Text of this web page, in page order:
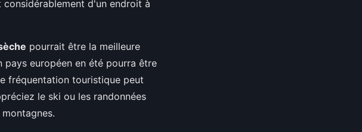
considérablement d'un endroit à
pourrait être la meilleure
européen en été pourra être
fréquentation touristique peut
le ski ou les randonnées